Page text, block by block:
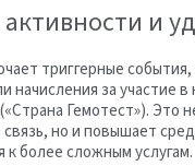
и
триггерные события,
начисления за участие
Гемотест»). Это
но и повышает
к более сложным услугам.